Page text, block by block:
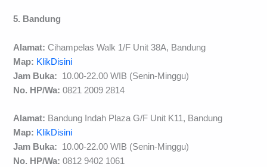
5. Bandung
Alamat: Cihampelas Walk 1/F Unit 38A, Bandung
Map: KlikDisini
Jam Buka: 10.00-22.00 WIB (Senin-Minggu)
No. HP/Wa: 0821 2009 2814
Alamat: Bandung Indah Plaza G/F Unit K11, Bandung
Map: KlikDisini
Jam Buka: 10.00-22.00 WIB (Senin-Minggu)
No. HP/Wa: 0812 9402 1061